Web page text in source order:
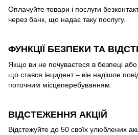
Оплачуйте товари і послуги
через банк, що надає таку послугу.
ФУНКЦІЇ БЕЗПЕКИ ТА
Якщо ви не почуваєтеся в безпеці
що стався інцидент – він надішле
поточним місцеперебуванням.
ВІДСТЕЖЕННЯ АКЦІЙ
Відстежуйте до 50 своїх улюблених